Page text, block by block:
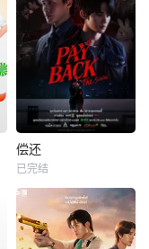
偿还
已完结